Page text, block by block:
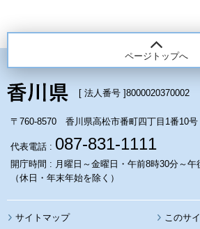
ページトップへ
[ 法人番号 ]8000020370002
〒760-8570 香川県高松市番町四丁目1番10号
代表電話 : 087-831-1111
開庁時間 : 月曜日～金曜日・午前8時30分～午
（休日・年末年始を除く）
サイトマップ このサ